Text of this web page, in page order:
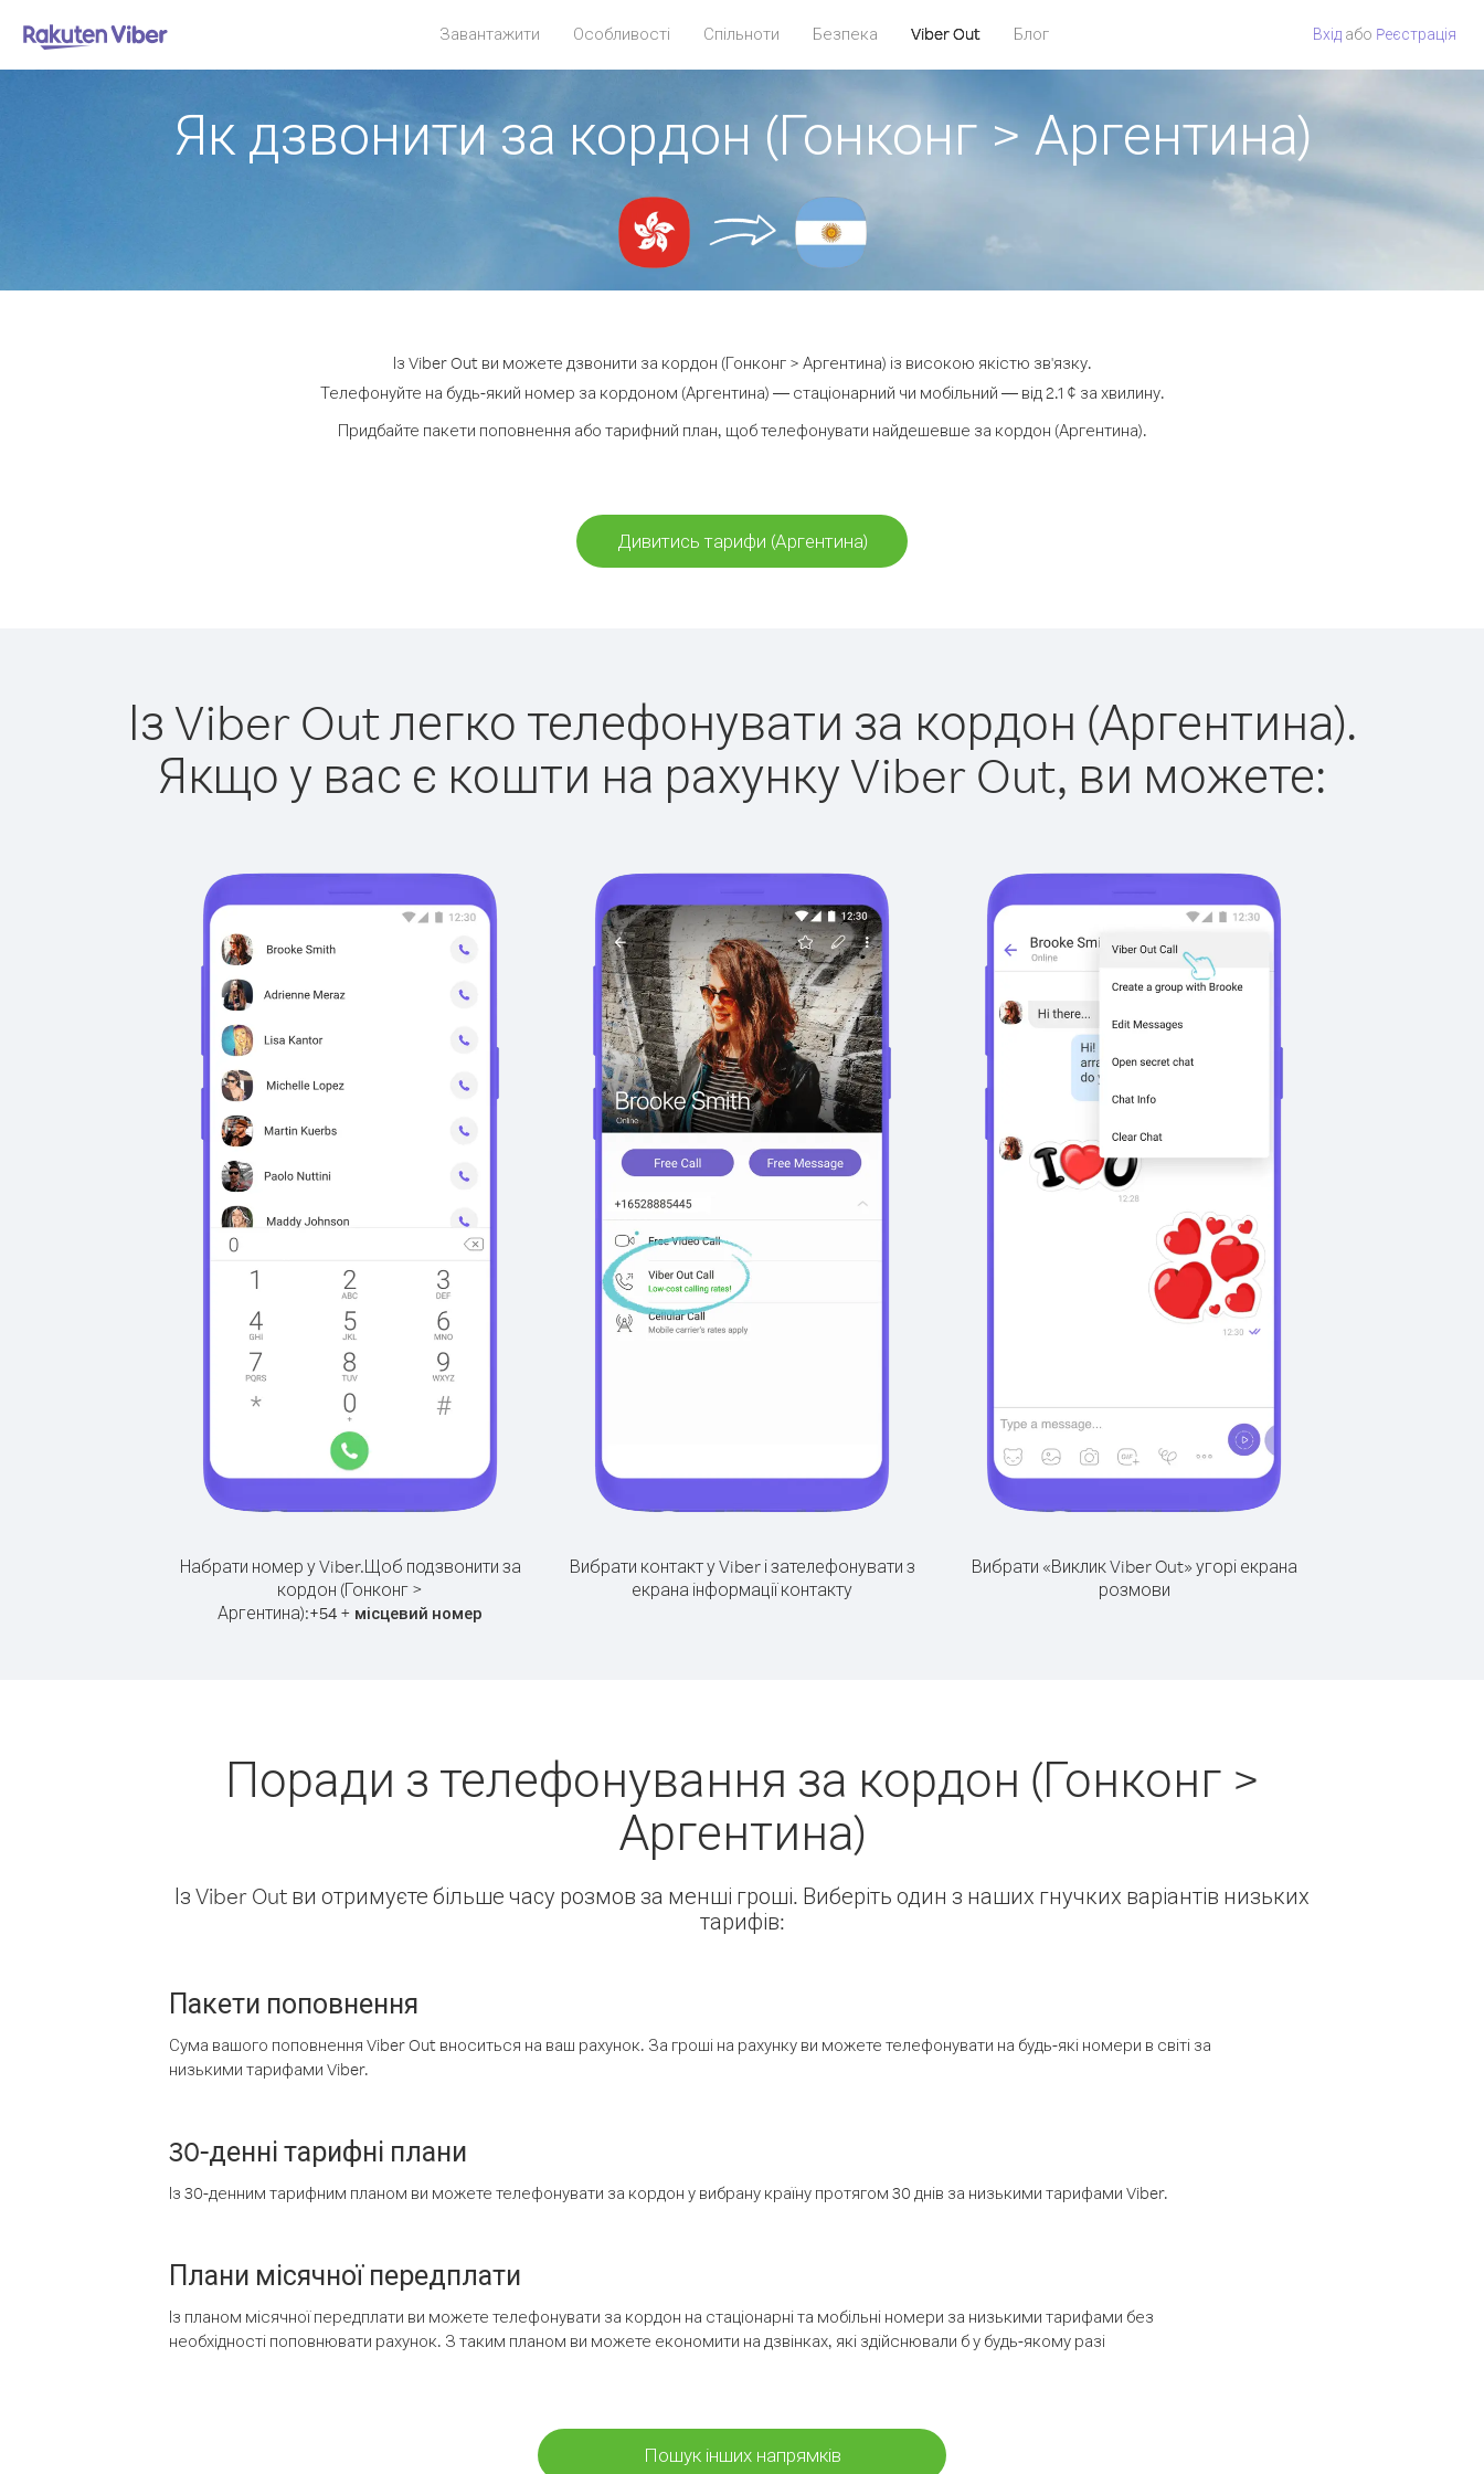
Завантажити Особливості Спільноти Безпека Viber Out Блог Вхід або Pеєстрація
Як дзвонити за кордон (Гонконг > Аргентина)
Із Viber Out ви можете дзвонити за кордон (Гонконг > Аргентина) із високою якістю зв'язку.
Телефонуйте на будь-який номер за кордоном (Аргентина) — стаціонарний чи мобільний — від 2.1 ¢ за хвилину.
Придбайте пакети поповнення або тарифний план, щоб телефонувати найдешевше за кордон (Аргентина).
Дивитись тарифи (Аргентина)
Із Viber Out легко телефонувати за кордон (Аргентина).
Якщо у вас є кошти на рахунку Viber Out, ви можете:
Набрати номер у Viber.Щоб подзвонити за
кордон (Гонконг >
Аргентина):+54 + місцевий номер
Вибрати контакт у Viber і зателефонувати з
екрана інформації контакту
Вибрати «Виклик Viber Out» угорі екрана
розмови
Поради з телефонування за кордон (Гонконг >
Аргентина)
Із Viber Out ви отримуєте більше часу розмов за менші гроші. Виберіть один з наших гнучких варіантів низьких
тарифів:
Пакети поповнення
Сума вашого поповнення Viber Out вноситься на ваш рахунок. За гроші на рахунку ви можете телефонувати на будь-які номери в світі за
низькими тарифами Viber.
30-денні тарифні плани
Із 30-денним тарифним планом ви можете телефонувати за кордон у вибрану країну протягом 30 днів за низькими тарифами Viber.
Плани місячної передплати
Із планом місячної передплати ви можете телефонувати за кордон на стаціонарні та мобільні номери за низькими тарифами без
необхідності поповнювати рахунок. З таким планом ви можете економити на дзвінках, які здійснювали б у будь-якому разі
Пошук інших напрямків